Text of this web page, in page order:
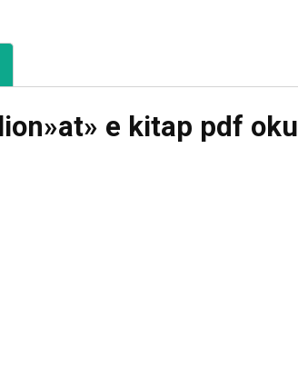
e kitap pdf oku